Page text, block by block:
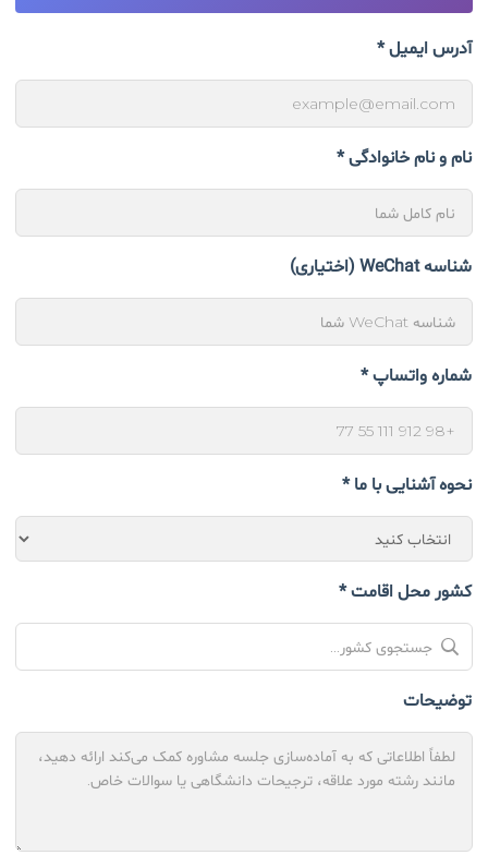
آدرس ایمیل *
نام و نام خانوادگی *
شناسه WeChat (اختیاری)
شماره واتساپ *
نحوه آشنایی با ما *
کشور محل اقامت *
توضیحات